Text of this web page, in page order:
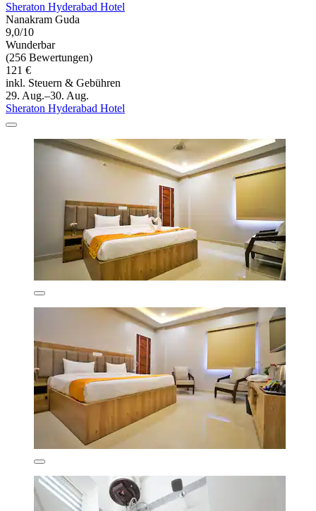
Sheraton Hyderabad Hotel
Nanakram Guda
9,0/10
Wunderbar
(256 Bewertungen)
121 €
inkl. Steuern & Gebühren
29. Aug.–30. Aug.
Sheraton Hyderabad Hotel